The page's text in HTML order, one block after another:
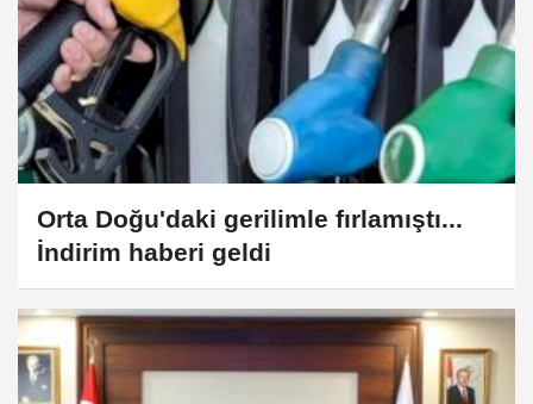
Orta Doğu'daki gerilimle fırlamıştı...
İndirim haberi geldi